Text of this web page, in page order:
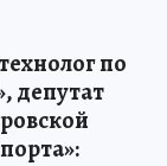
по
депутат